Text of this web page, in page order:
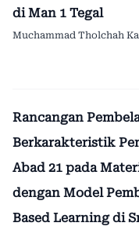
di Man 1 Tegal
Muchammad Tholchah
Rancangan
Berkarakteristik
Abad 21 pada
dengan Model
Based Learning di